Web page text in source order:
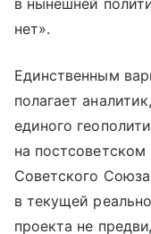
нет».
Единственным
полагает
единого
на
Советского
в текущей
проекта не